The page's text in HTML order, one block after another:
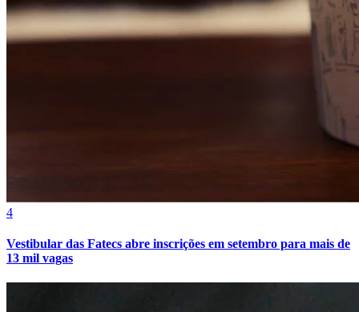
4
Vestibular das Fatecs abre inscrições em setembro para mais de
13 mil vagas